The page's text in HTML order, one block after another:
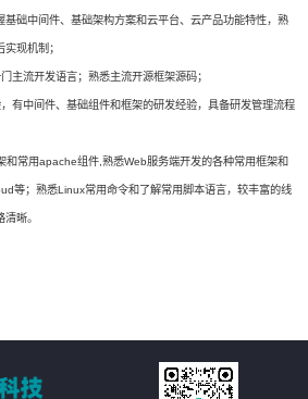
础中间件、基础架构方案和云平台、云产品功能特性，熟
现机制；
主流开发语言；熟悉主流开源框架源码；
有中间件、基础组件和框架的研发经验，具备研发管理流程
和常用apache组件,熟悉Web服务端开发的各种常用框架和
等；熟悉Linux常用命令和了解常用脚本语言，较丰富的线
晰。